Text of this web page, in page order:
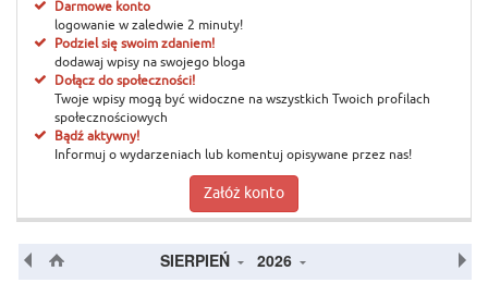
Darmowe konto
logowanie w zaledwie 2 minuty!
Podziel się swoim zdaniem!
dodawaj wpisy na swojego bloga
Dołącz do społeczności!
Twoje wpisy mogą być widoczne na wszystkich Twoich profilach
społecznościowych
Bądź aktywny!
Informuj o wydarzeniach lub komentuj opisywane przez nas!
Załóż konto
SIERPIEŃ 2026